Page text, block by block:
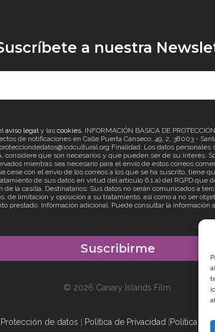
a nuestra
aviso legaly las cookies. INFORMACIÓN BÁSICA DE
de notificaciones en Calle Puerta Canseco, 49, 2, 38003 -
Finalidad: Los datos
considere que son necesarios y que pueden ser de su interés.
mientras sea necesario para el envío de estos correos
con el envío de los correos a los que se ha suscrito, tiene
de sus datos en virtud del artículo 6.1.a) del RGPD
la casilla. Destinatarios: Sus datos no serán comunicados a
de limitación y oposición a su tratamiento, así como a no ser
prestado. Información adicional: Puede consultar la información
© 2026 Canary Islands Film.
Protección de datos Política de Privacidad Política de